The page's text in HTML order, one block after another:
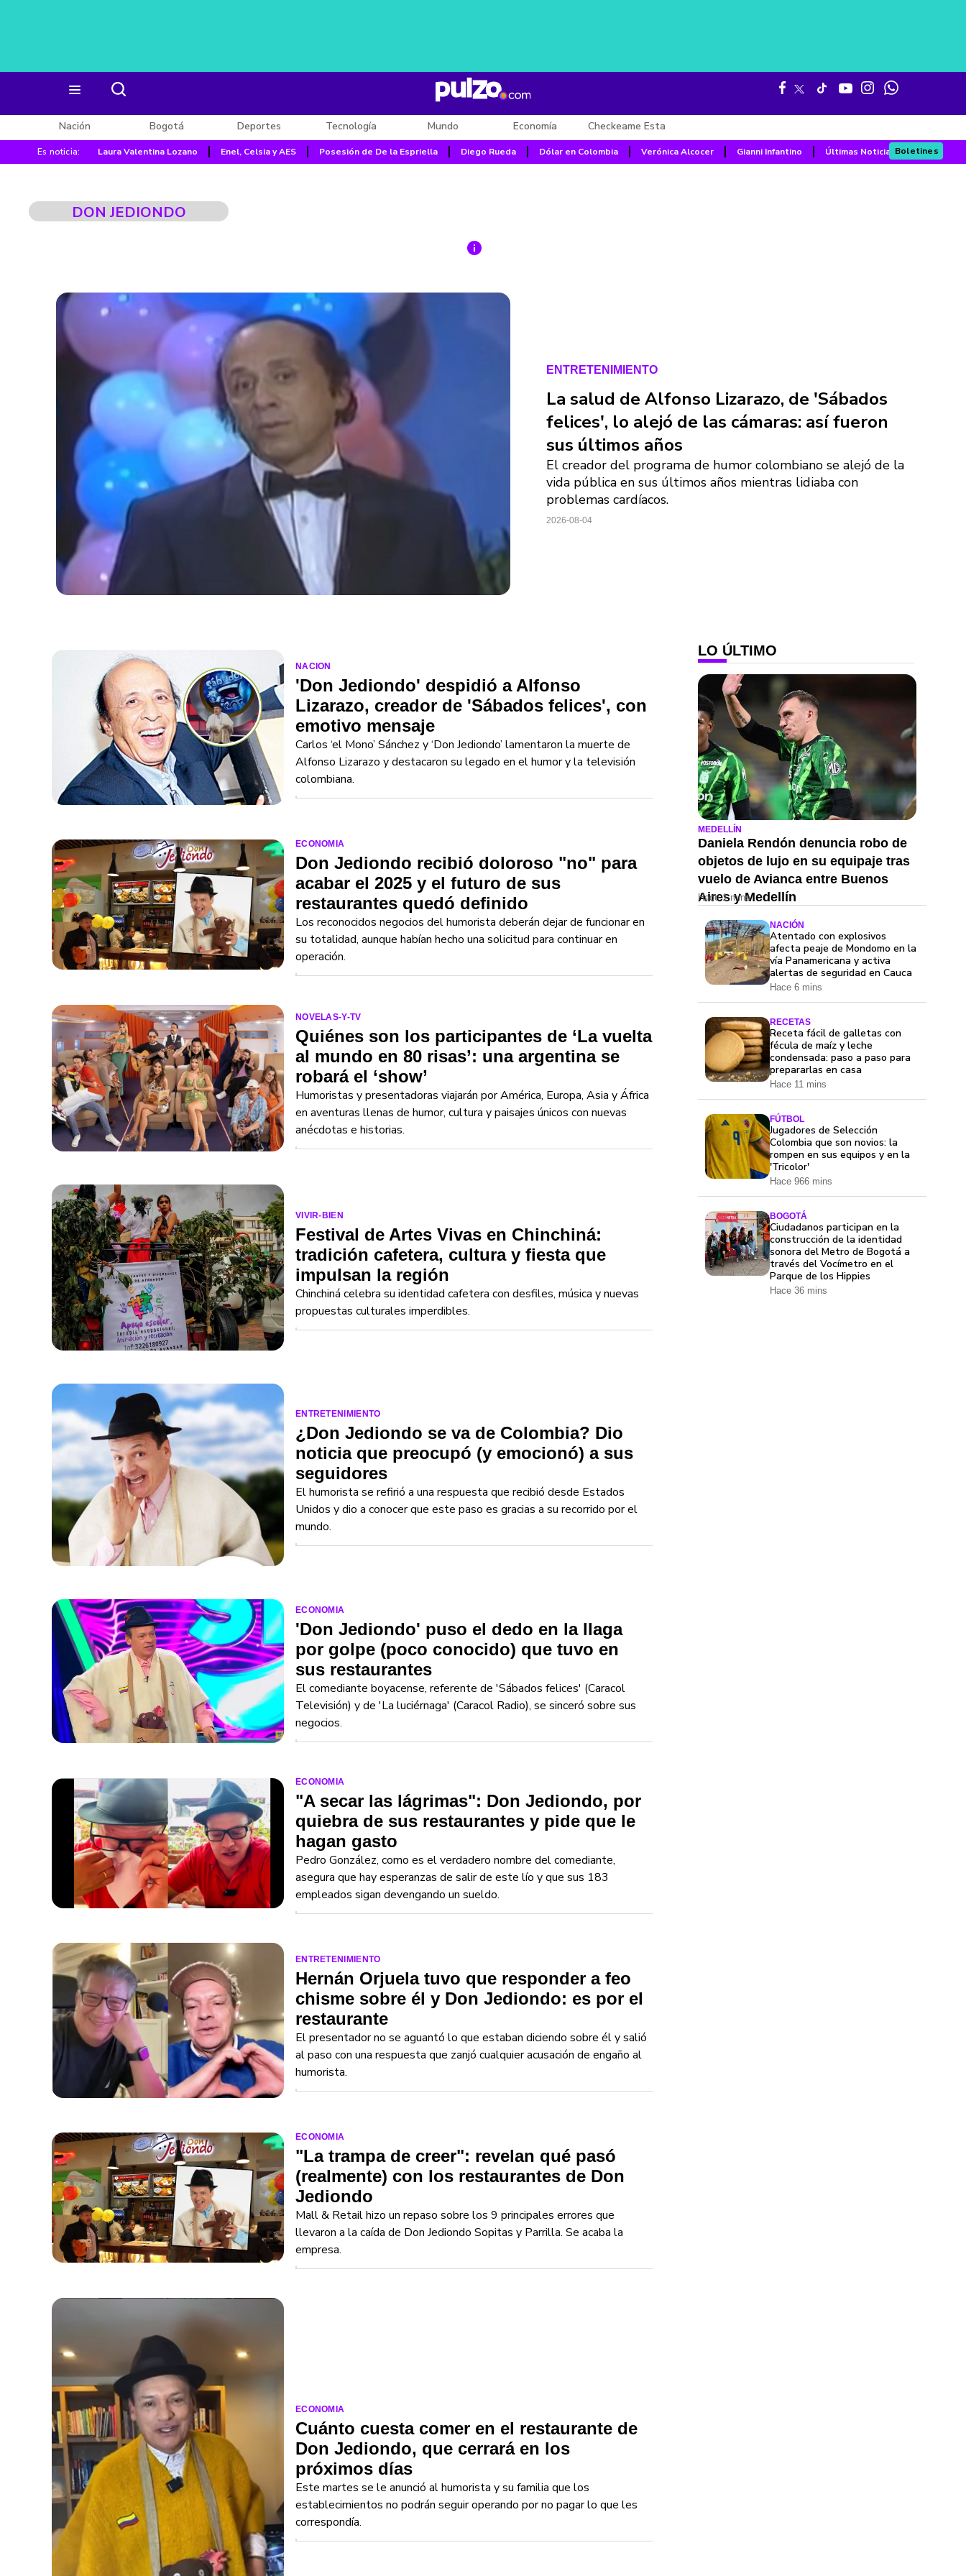
Nación Bogotá Deportes Tecnología Mundo Economía Checkeame Esta
Es noticia: Laura Valentina Lozano Enel, Celsia y AES Posesión de De la Espriella Diego Rueda Dólar en Colombia Verónica Alcocer Gianni Infantino Últimas NoticiasBoletines
DON JEDIONDO
ENTRETENIMIENTO
La salud de Alfonso Lizarazo, de 'Sábados
felices', lo alejó de las cámaras: así fueron
sus últimos años
El creador del programa de humor colombiano se alejó de la
vida pública en sus últimos años mientras lidiaba con
problemas cardíacos.
2026-08-04
NACION
'Don Jediondo' despidió a Alfonso
Lizarazo, creador de 'Sábados felices', con
emotivo mensaje
Carlos ‘el Mono’ Sánchez y ‘Don Jediondo’ lamentaron la muerte de
Alfonso Lizarazo y destacaron su legado en el humor y la televisión
colombiana.
ECONOMIA
Don Jediondo recibió doloroso "no" para
acabar el 2025 y el futuro de sus
restaurantes quedó definido
Los reconocidos negocios del humorista deberán dejar de funcionar en
su totalidad, aunque habían hecho una solicitud para continuar en
operación.
NOVELAS-Y-TV
Quiénes son los participantes de ‘La vuelta
al mundo en 80 risas’: una argentina se
robará el ‘show’
Humoristas y presentadoras viajarán por América, Europa, Asia y África
en aventuras llenas de humor, cultura y paisajes únicos con nuevas
anécdotas e historias.
VIVIR-BIEN
Festival de Artes Vivas en Chinchiná:
tradición cafetera, cultura y fiesta que
impulsan la región
Chinchiná celebra su identidad cafetera con desfiles, música y nuevas
propuestas culturales imperdibles.
ENTRETENIMIENTO
¿Don Jediondo se va de Colombia? Dio
noticia que preocupó (y emocionó) a sus
seguidores
El humorista se refirió a una respuesta que recibió desde Estados
Unidos y dio a conocer que este paso es gracias a su recorrido por el
mundo.
ECONOMIA
'Don Jediondo' puso el dedo en la llaga
por golpe (poco conocido) que tuvo en
sus restaurantes
El comediante boyacense, referente de 'Sábados felices' (Caracol
Televisión) y de 'La luciérnaga' (Caracol Radio), se sinceró sobre sus
negocios.
ECONOMIA
"A secar las lágrimas": Don Jediondo, por
quiebra de sus restaurantes y pide que le
hagan gasto
Pedro González, como es el verdadero nombre del comediante,
asegura que hay esperanzas de salir de este lío y que sus 183
empleados sigan devengando un sueldo.
ENTRETENIMIENTO
Hernán Orjuela tuvo que responder a feo
chisme sobre él y Don Jediondo: es por el
restaurante
El presentador no se aguantó lo que estaban diciendo sobre él y salió
al paso con una respuesta que zanjó cualquier acusación de engaño al
humorista.
ECONOMIA
"La trampa de creer": revelan qué pasó
(realmente) con los restaurantes de Don
Jediondo
Mall & Retail hizo un repaso sobre los 9 principales errores que
llevaron a la caída de Don Jediondo Sopitas y Parrilla. Se acaba la
empresa.
ECONOMIA
Cuánto cuesta comer en el restaurante de
Don Jediondo, que cerrará en los
próximos días
Este martes se le anunció al humorista y su familia que los
establecimientos no podrán seguir operando por no pagar lo que les
correspondía.
LO ÚLTIMO
MEDELLÍN
Daniela Rendón denuncia robo de
objetos de lujo en su equipaje tras
vuelo de Avianca entre Buenos
Aires y Medellín
Hace 1 mins
NACIÓN
Atentado con explosivos
afecta peaje de Mondomo en la
vía Panamericana y activa
alertas de seguridad en Cauca
Hace 6 mins
RECETAS
Receta fácil de galletas con
fécula de maíz y leche
condensada: paso a paso para
prepararlas en casa
Hace 11 mins
FÚTBOL
Jugadores de Selección
Colombia que son novios: la
rompen en sus equipos y en la
'Tricolor'
Hace 966 mins
BOGOTÁ
Ciudadanos participan en la
construcción de la identidad
sonora del Metro de Bogotá a
través del Vocímetro en el
Parque de los Hippies
Hace 36 mins